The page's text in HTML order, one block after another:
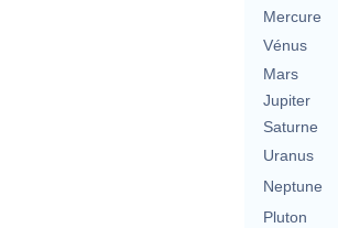
Mercure
Vénus
Mars
Jupiter
Saturne
Uranus
Neptune
Pluton